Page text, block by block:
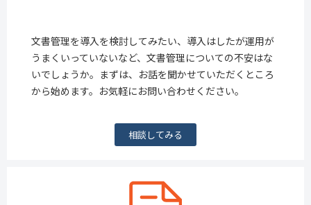
文書管理を導入を検討してみたい、導入はしたが運用が
うまくいっていないなど、文書管理についての不安はな
いでしょうか。まずは、お話を聞かせていただくところ
から始めます。お気軽にお問い合わせください。
相談してみる